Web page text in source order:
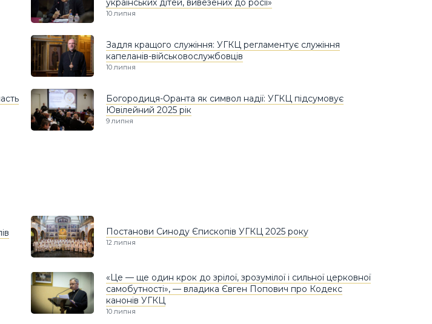
українських дітей, вивезених до росії»
10 липня
Задля кращого служіння: УГКЦ регламентує служіння
капеланів-військовослужбовців
10 липня
Богородиця-Оранта як символ надії: УГКЦ підсумовує
Ювілейний 2025 рік
9 липня
Постанови Синоду Єпископів УГКЦ 2025 року
12 липня
«Це — ще один крок до зрілої, зрозумілої і сильної церковної
самобутності», — владика Євген Попович про Кодекс
канонів УГКЦ
10 липня